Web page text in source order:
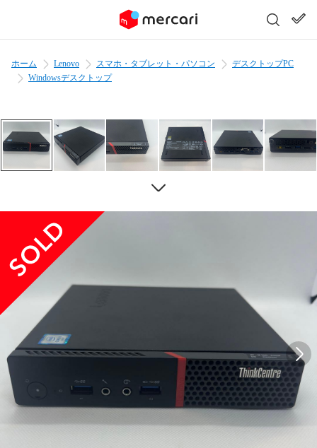
ホーム Lenovo スマホ・タブレット・パソコン
デスクトップPC
Windowsデスクトップ